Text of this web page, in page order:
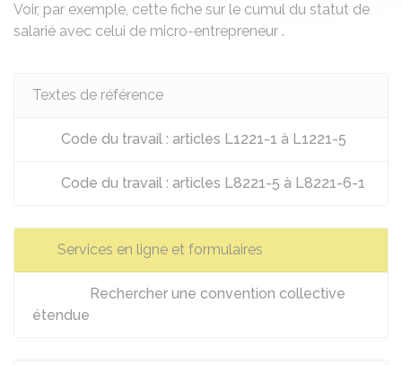
Voir, par exemple, cette fiche sur le cumul du statut de
salarié avec celui de micro-entrepreneur .
Textes de référence
Code du travail : articles L1221-1 à L1221-5
Code du travail : articles L8221-5 à L8221-6-1
Services en ligne et formulaires
Rechercher une convention collective
étendue